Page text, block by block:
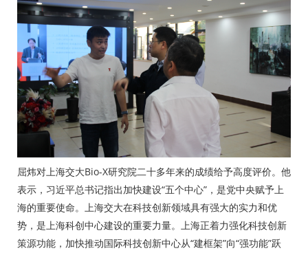
屈炜对上海交大Bio-X研究院二十多年来的成绩给予高度评价。他
表示，习近平总书记指出加快建设“五个中心”，是党中央赋予上
海的重要使命。上海交大在科技创新领域具有强大的实力和优
势，是上海科创中心建设的重要力量。上海正着力强化科技创新
策源功能，加快推动国际科技创新中心从“建框架”向“强功能”跃